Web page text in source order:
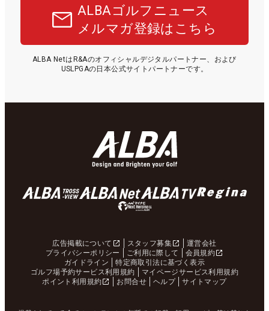
ALBAゴルフニュース
メルマガ登録はこちら
ALBA NetはR&Aのオフィシャルデジタルパートナー、および
USLPGAの日本公式サイトパートナーです。
広告掲載について スタッフ募集
運営会社
プライバシーポリシー
ご利用に際して
会員規約
ガイドライン
特定商取引法に基づく表示
ゴルフ場予約サービス利用規約
マイページサービス利用規約
ポイント利用規約
お問合せ ヘルプ サイトマップ